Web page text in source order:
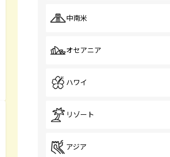
中南米
オセアニア
ハワイ
リゾート
アジア